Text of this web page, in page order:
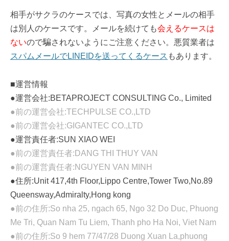
相手がサクラのケースでは、写真の女性とメールの相手
は別人のケースです。メールを続けても会えるケースは
ないので騙されないようにご注意ください。悪質業者は
スパムメールでLINEIDを送ってくるケース もあります。
■運営情報
●運営会社:BETAPROJECT CONSULTING Co., Limited
●前の運営会社:TECHPULSE CO.,LTD
●前の運営会社:GIGANTEC CO.,LTD
●運営責任者:SUN XIAO WEI
●前の運営責任者:DANG THI THUY VAN
●前の運営責任者:NGUYEN VAN MINH
●住所:Unit 417,4th Floor,Lippo Centre,Tower Two,No.89
Queensway,Admiralty,Hong kong
●前の住所:So nha 25, ngach 65, Ngo 32 Do Duc, Phuong
Me Tri, Quan Nam Tu Liem, Thanh pho Ha Noi, Viet Nam
●前の住所:So 9 hem 77/47/28 Duong Xuan La,phuong